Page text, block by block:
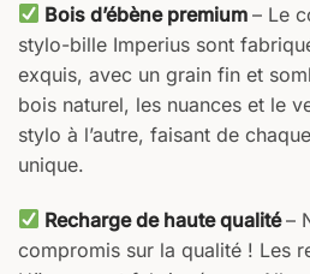
Bois d’ébène premium– Le
stylo-bille Imperius sont
exquis, avec un grain fin et
bois naturel, les nuances et le
stylo à l’autre, faisant de
unique.
Recharge de haute qualité–
compromis sur la qualité ! Les